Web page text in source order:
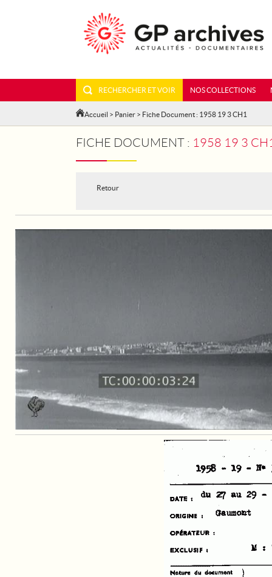
RECHERCHER ET VOIR NOS COLLECTIONS
Accueil > Panier > Fiche Document : 1958 19 3 CH1
FICHE DOCUMENT : 1958 19 3
Retour